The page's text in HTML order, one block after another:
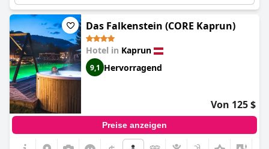
Zeller See und Yoga-Sitzungen im Freien bei Sonnenaufgang, die
den Praktizierenden abwechslungsreiche und malerische
Erlebnisse bieten. Das Falkenstein (CORE Kaprun)
Hotel in Kaprun
9,1 Hervorragend
Von 125 $
Preise anzeigen